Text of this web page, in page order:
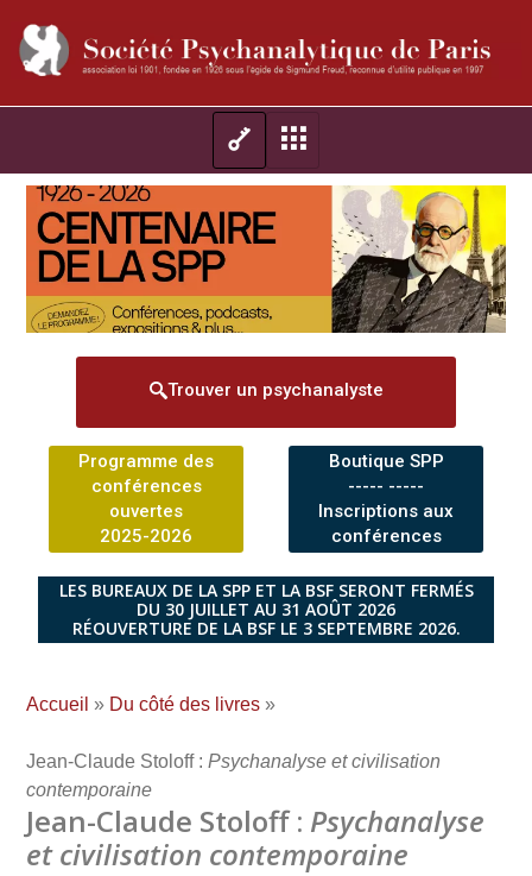
Trouver un psychanalyste
Programme des
conférences
ouvertes
2025-2026
Boutique SPP
----- -----
Inscriptions aux
conférences
LES BUREAUX DE LA SPP ET LA BSF SERONT FERMÉS
DU 30 JUILLET AU 31 AOÛT 2026
RÉOUVERTURE DE LA BSF LE 3 SEPTEMBRE 2026.
Accueil » Du côté des livres »
Jean-Claude Stoloff : Psychanalyse et civilisation
contemporaine
Jean-Claude Stoloff : Psychanalyse
et civilisation contemporaine